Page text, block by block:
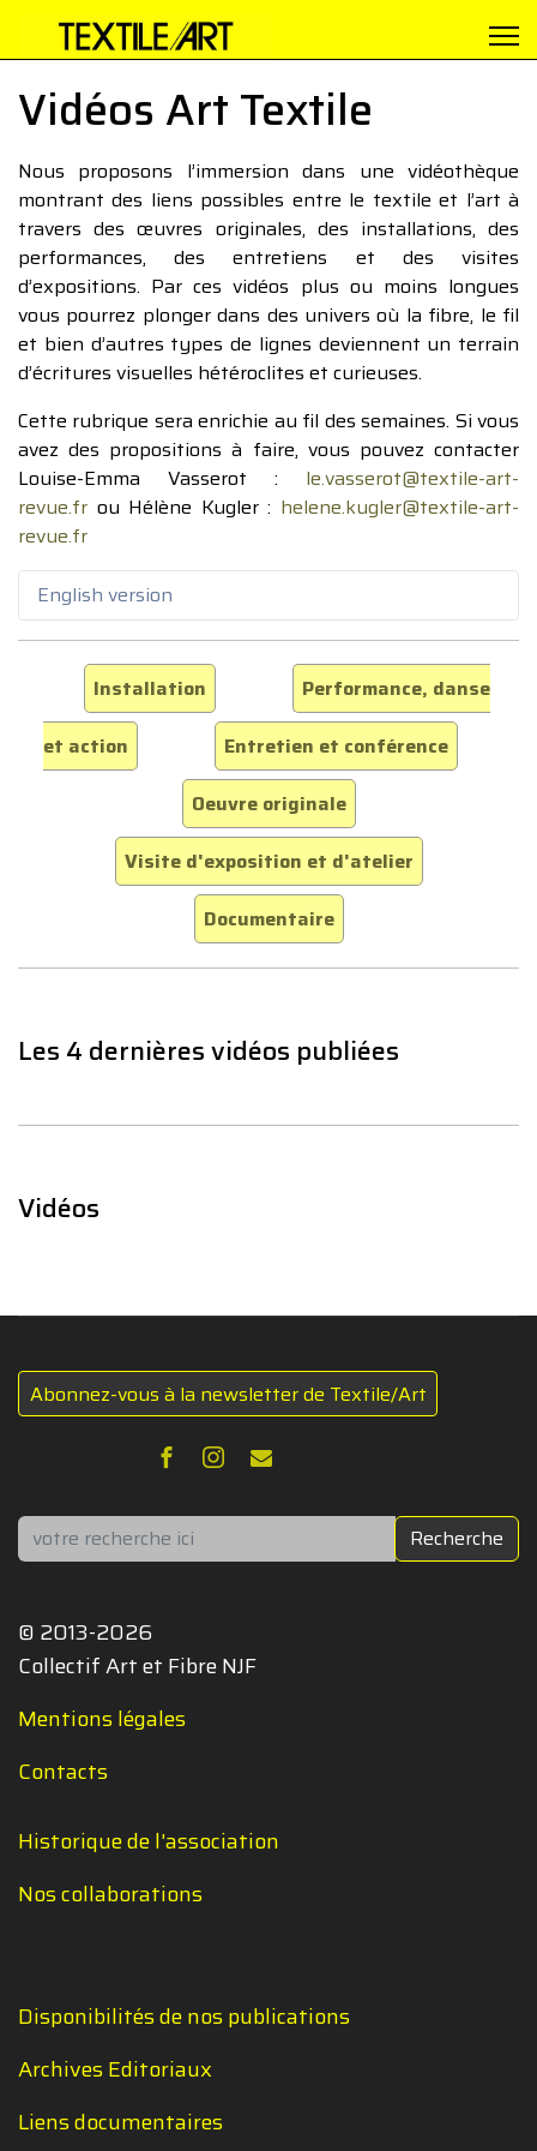
Vidéos Art Textile
Nous proposons l’immersion dans une vidéothèque
montrant des liens possibles entre le textile et l’art à
travers des œuvres originales, des installations, des
performances, des entretiens et des visites
d’expositions. Par ces vidéos plus ou moins longues
vous pourrez plonger dans des univers où la fibre, le fil
et bien d’autres types de lignes deviennent un terrain
d’écritures visuelles hétéroclites et curieuses.
Cette rubrique sera enrichie au fil des semaines. Si vous
avez des propositions à faire, vous pouvez contacter
Louise-Emma Vasserot : le.vasserot@textile-art-
revue.fr ou Hélène Kugler : helene.kugler@textile-art-
revue.fr
English version
Installation
Performance, danse
et action
Entretien et conférence
Oeuvre originale
Visite d'exposition et d'atelier
Documentaire
Les 4 dernières vidéos publiées
Vidéos
Abonnez-vous à la newsletter de Textile/Art
Rechercher Recherche
© 2013-2026
Collectif Art et Fibre NJF
Mentions légales
Contacts
Historique de l'association
Nos collaborations
Disponibilités de nos publications
Archives Editoriaux
Liens documentaires